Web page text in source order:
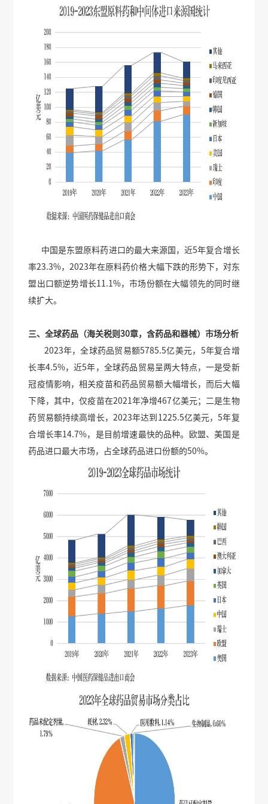
中国是东盟原料药进口的最大来源国，近5年复合增长
率23.3%，2023年在原料药价格大幅下跌的形势下，对东
盟出口额逆势增长11.1%，市场份额在大幅领先的同时继
续扩大。
三、全球药品（海关税则30章，含药品和器械）市场分析
2023年，全球药品贸易额5785.5亿美元，5年复合增
长率4.5%，近5年，全球药品贸易呈两大特点，一是受新
冠疫情影响，相关疫苗和药品贸易额大幅增长，而后大幅
下降，其中，仅疫苗在2021年净增467亿美元；二是生物
药贸易额持续高增长，2023年达到1225.5亿美元，5年复
合增长率14.7%，是目前增速最快的品种。欧盟、美国是
药品进口最大市场，占全球药品进口份额的50%。